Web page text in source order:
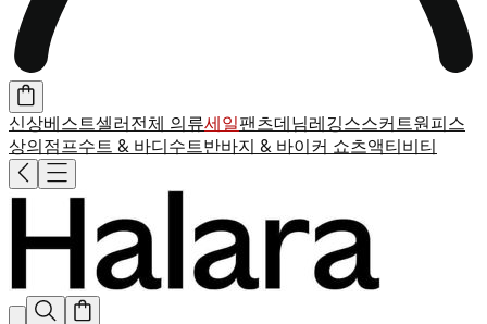
신상베스트셀러 전체 의류세일팬츠데님레깅스스커트원피스
상의 점프수트 & 바디수트반바지 & 바이커 쇼츠액티비티